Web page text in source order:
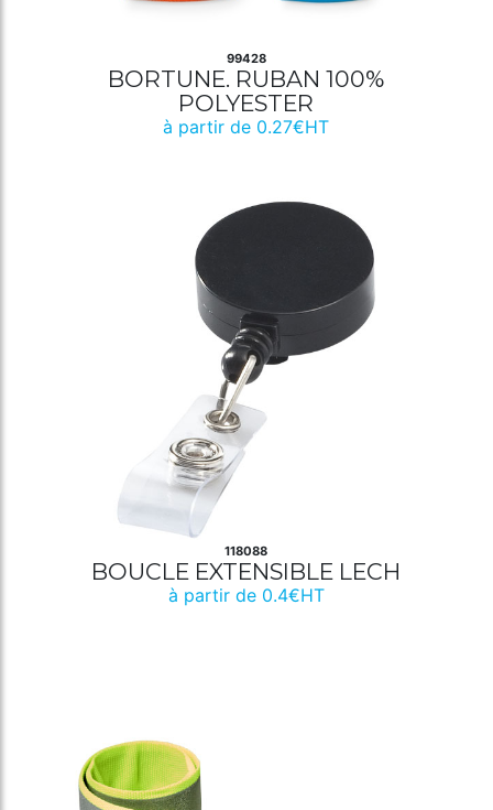
99428
BORTUNE. RUBAN 100%
POLYESTER
à partir de 0.27€HT
118088
BOUCLE EXTENSIBLE LECH
à partir de 0.4€HT